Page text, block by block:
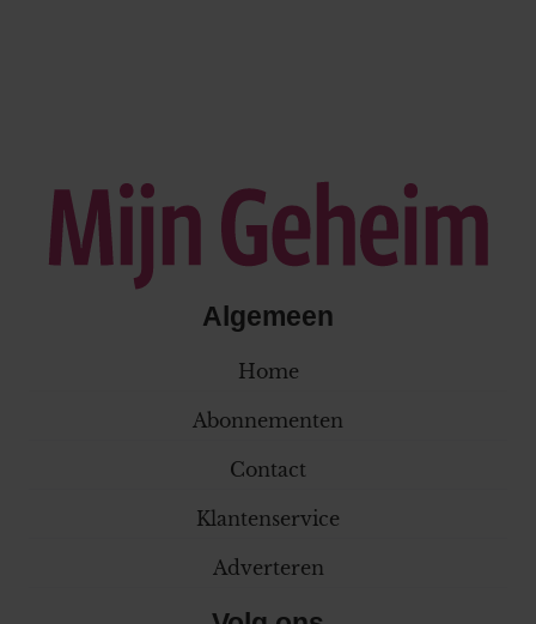
Algemeen
Home
Abonnementen
Contact
Klantenservice
Adverteren